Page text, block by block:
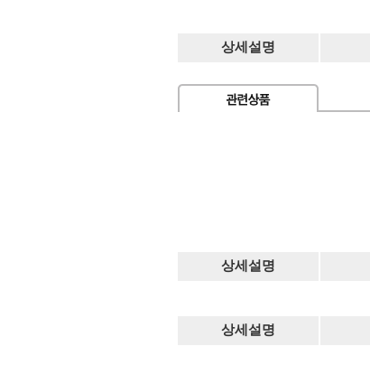
상세설명
상세설명
상세설명